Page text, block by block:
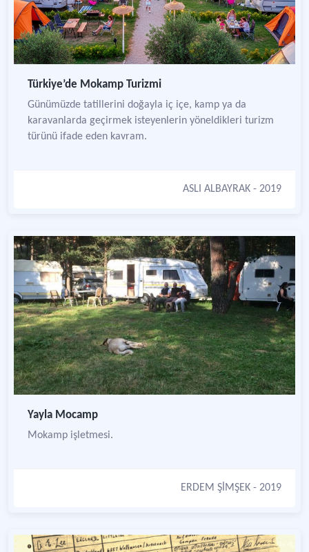
Türkiye’de Mokamp Turizmi
Günümüzde tatillerini doğayla iç içe, kamp ya da
karavanlarda geçirmek isteyenlerin yöneldikleri turizm
türünü ifade eden kavram.
ASLI ALBAYRAK - 2019
Yayla Mocamp
Mokamp işletmesi.
ERDEM ŞİMŞEK - 2019